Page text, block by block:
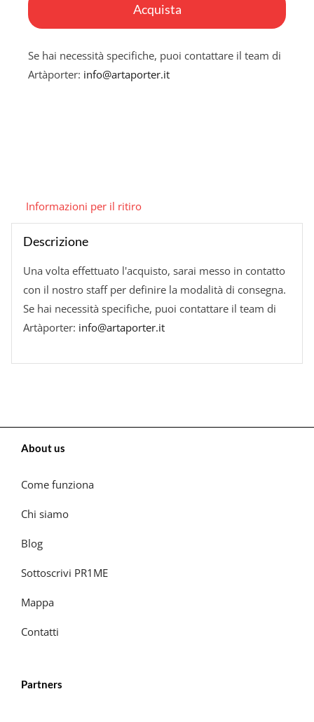
Acquista
Se hai necessità specifiche, puoi contattare il team di
Artàporter: info@artaporter.it
Informazioni per il ritiro
Descrizione
Una volta effettuato l'acquisto, sarai messo in contatto
con il nostro staff per definire la modalità di consegna.
Se hai necessità specifiche, puoi contattare il team di
Artàporter: info@artaporter.it
About us
Come funziona
Chi siamo
Blog
Sottoscrivi PR1ME
Mappa
Contatti
Partners